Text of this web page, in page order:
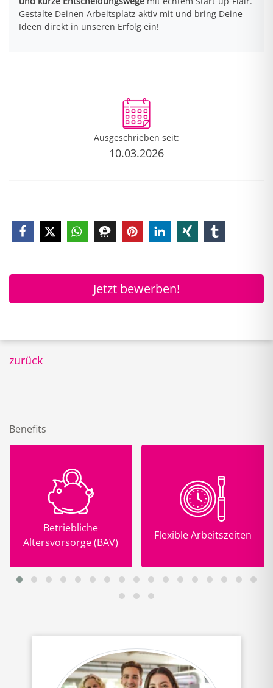
Gestalte Deinen Arbeitsplatz aktiv mit und bring Deine
Ideen direkt in unseren Erfolg ein!
Ausgeschrieben seit:
10.03.2026
Jetzt bewerben!
zurück
Benefits
Betriebliche
Altersvorsorge (BAV)
Flexible Arbeitszeiten